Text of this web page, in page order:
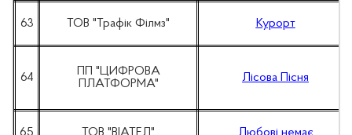
63 ТОВ "Трафік Філмз" Курорт
64
ПП "ЦИФРОВА
ПЛАТФОРМА"
Лісова Пісня